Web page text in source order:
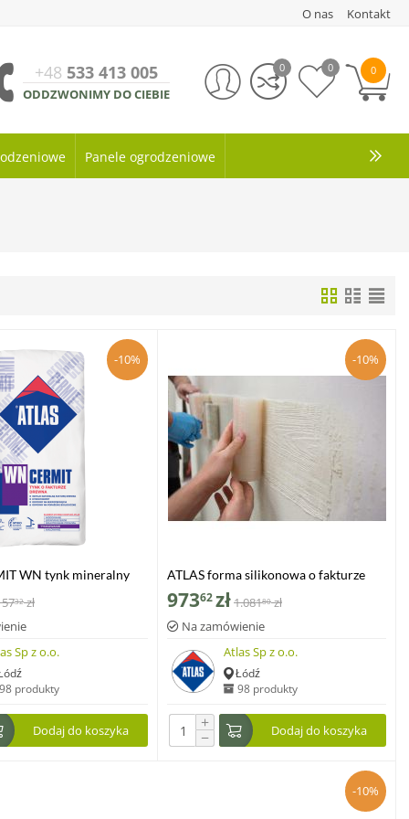
O nas Kontakt
+48 533 413 005
ODDZWONIMY DO CIEBIE
0
0 0
Panele ogrodzeniowe
-10%
WN tynk mineralny
32 zł
Sp z o.o.
98 produkty
Dodaj do koszyka
-10%
ATLAS forma silikonowa o fakturze
drewna, 20 cm x 2 mb
97362zł1.08180 zł
Na zamówienie
Atlas Sp z o.o.
Łódź
98 produkty
+
− Dodaj do koszyka
-10%